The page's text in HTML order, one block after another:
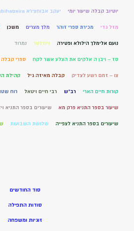
יוטיוב קבלה שיעור יומי יעקב אבוחצירא mas ud abihatzeira
מזל גדי מכירת ספרי זוהר מלך מצרים משכן
נועם אלימלך הילולא ופטירה ניוזלטר נמרוד
סז – ויבן ה אלקים את הצלע אשר לקח ספרי
צו – זמם רשע לצדיק קבלה מאיזה גיל קהילת
קורות חיים הארי רב"ש רבי חיים ויטאל רוח
שיעור בספר התניא פרק מא שיעורים בספר התניא
שיעורים בספר התניא לצפייה שלושת השבועות
סוד החודשים
סודות התפילה
זוגיות ומשפחה